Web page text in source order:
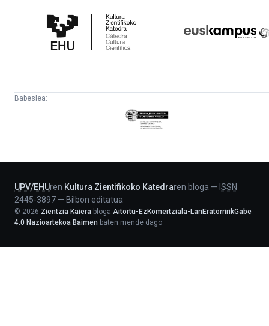
Zientifikoko
Katedra
Babeslea:
Eusko
Jaurlaritza
UPV/EHUren Kultura Zientifikoko Katedraren bloga — ISSN
2445-3897 — Bilbon editatua
© 2026 Zientzia Kaiera bloga Aitortu-EzKomertziala-LanEratorririkGabe
4.0 Nazioartekoa Baimen baten mende dago